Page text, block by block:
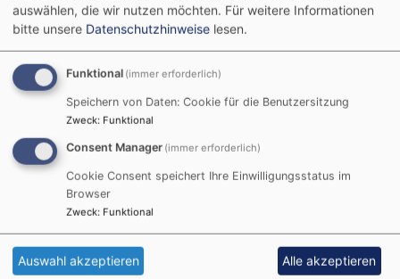
Ich glaube an das Leben, weil jedes Jahr die Natur
weil ich mit jedem Tag etwas von ihrer Zartheit
erleben darf,
weil ich ein Teil davon bin,
weil die Sonne mich wärmt und der Wind mich
umstreichelt.
Ich glaube an das Leben, weil die Gewalt nicht das
letzte Wort hat,
trage,
weil ich jeden Tag Menschliches erlebe,
auswählen, die wir nutzen möchten. Für weitere Informationen
bitte unsere Datenschutzhinweise lesen.
Funktional (immer erforderlich)
Speichern von Daten: Cookie für die Benutzersitzung
Zweck: Funktional
Consent Manager (immer erforderlich)
Cookie Consent speichert Ihre Einwilligungsstatus im
Browser
Zweck: Funktional
Auswahl akzeptieren Alle akzeptieren